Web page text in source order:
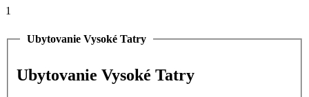
1
Ubytovanie Vysoké Tatry
Ubytovanie Vysoké Tatry